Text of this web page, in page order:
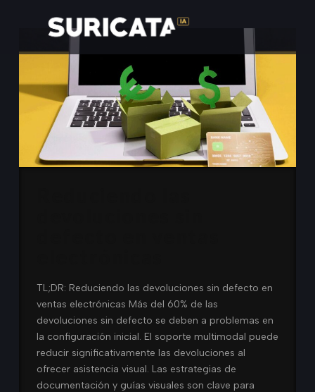
TL;DR: Reduciendo las devoluciones sin defecto en
ventas electrónicas Más del 60% de las
devoluciones sin defecto se deben a problemas en
la configuración inicial. El soporte multimodal puede
reducir significativamente las devoluciones al
ofrecer asistencia visual. Las estrategias de
documentación y guías visuales son clave para